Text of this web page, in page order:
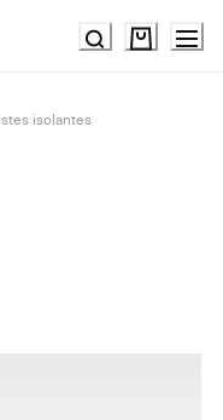
isolantes